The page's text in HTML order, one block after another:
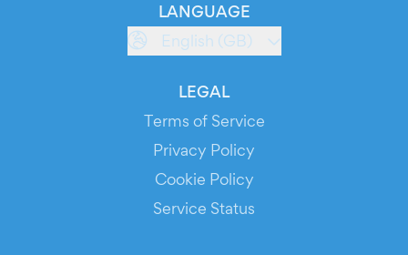
LANGUAGE
English (GB)
LEGAL
Terms of Service
Privacy Policy
Cookie Policy
Service Status